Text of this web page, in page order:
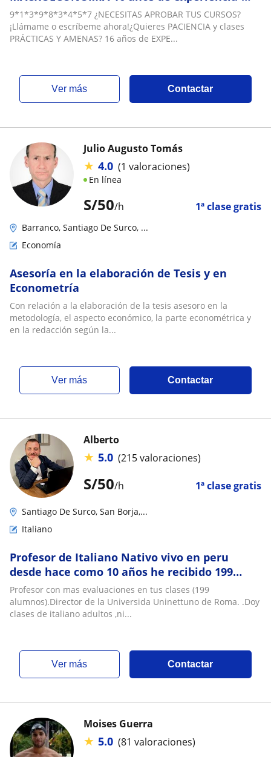
Egresado UNI con Certificación Internacional
CFA Nivel 1-Bilingüe inglés
9*1*3*9*8*3*4*5*7 ¿NECESITAS APROBAR TUS CURSOS?
¡Llámame o escríbeme ahora!¿Quieres PACIENCIA y clases
PRÁCTICAS Y AMENAS? 16 años de EXPE...
ver más Contactar
S/50/h 1ª clase gratis
Julio Augusto Tomás
★ 4.0 (1 valoraciones)
En línea
Barranco, Santiago De Surco, ...
Economía
Asesoría en la elaboración de Tesis y en
Econometría
Con relación a la elaboración de la tesis asesoro en la
metodología, el aspecto económico, la parte econométrica y
en la redacción según la...
ver más Contactar
S/50/h 1ª clase gratis
Alberto
★ 5.0 (215 valoraciones)
Santiago De Surco, San Borja,...
Italiano
Profesor de Italiano Nativo vivo en peru
desde hace como 10 años he recibido 199
evaluaciones Gracias a todos ustedes
Profesor con mas evaluaciones en tus clases (199
alumnos).Director de la Universida Uninettuno de Roma. .Doy
clases de italiano adultos ,ni...
ver más Contactar
Moises Guerra
★ 5.0 (81 valoraciones)